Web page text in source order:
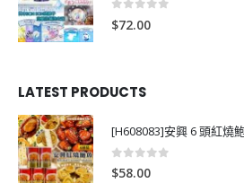
0
$72.00
LATEST PRODUCTS
[H608083]安興 6 頭紅燒
0out of 5
$58.00